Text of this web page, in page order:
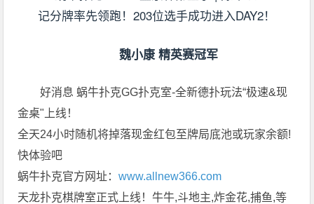
魏小康 精英赛冠军
好消息 蜗牛扑克GG扑克室-全新德扑玩法“极速&现
金桌"上线！
全天24小时随机将掉落现金红包至牌局底池或玩家余额!
快体验吧
蜗牛扑克官方网址：www.allnew366.com
天龙扑克棋牌室正式上线！牛牛,斗地主,炸金花,捕鱼,等